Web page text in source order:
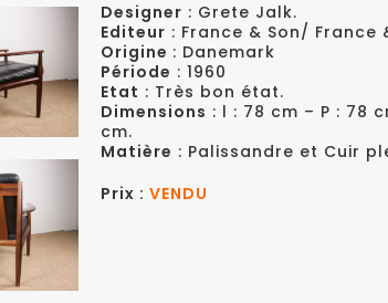
Designer : Grete Jalk.
Editeur : France & Son/ France
Origine : Danemark
Période : 1960
Etat : Très bon état.
Dimensions : l : 78 cm – P : 78
cm.
Matière : Palissandre et Cuir
Prix : VENDU